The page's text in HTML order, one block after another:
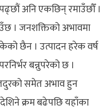
अनि एकछिन् रमाउँछौँ ।
। जनशक्तिको अभावमा
छैन । उत्पादन हरेक वर्ष
बन्नुपरेको छ ।
समेत अभाव हुन
क्रम बढेपछि यहाँका